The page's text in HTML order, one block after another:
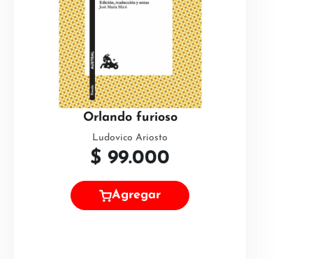
Orlando furioso
Ludovico Ariosto
$ 99.000
Agregar